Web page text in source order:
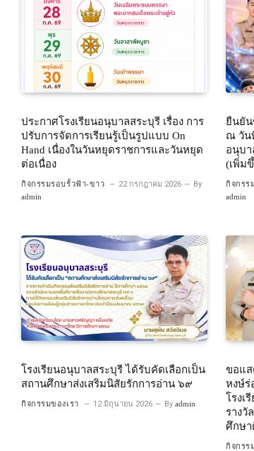
ประกาศโรงเรียนอนุบาลสระบุรี เรื่อง การ
ปรับการจัดการเรียนรู้เป็นรูปแบบ On
Hand เนื่องในวันหยุดราชการและวันหยุด
ต่อเนื่อง
กิจกรรมรอบรั้วฟ้า-ขาว 22 กรกฎาคม 2026 By
admin
ยืนยัน
ณ วัน
อนุบา
(เพิ่ม
กิจกรร
admin
โรงเรียนอนุบาลสระบุรี ได้รับคัดเลือกเป็น
สถานศึกษาส่งเสริมนิสัยรักการอ่าน ๖๙
กิจกรรมของเรา 12 มิถุนายน 2026 By admin
ขอแส
หงษ์ร่
โรงเ
รางวั
ศึกษา
กิจกรร